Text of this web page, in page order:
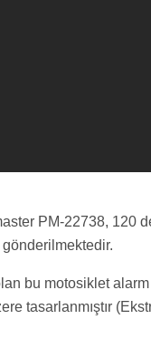
PM-22738, 120
bu motosiklet
tasarlanmıştır